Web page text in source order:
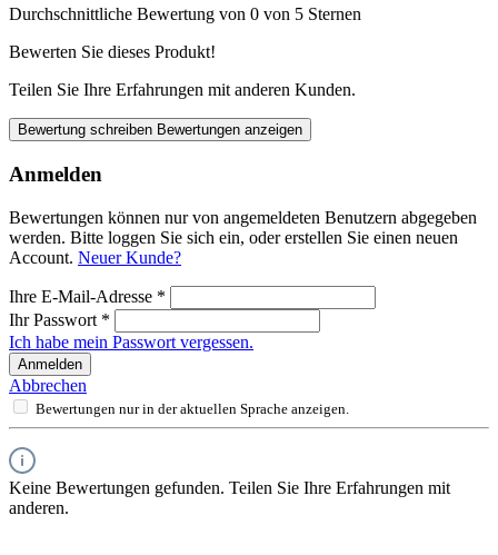
Durchschnittliche Bewertung von 0 von 5 Sternen
Bewerten Sie dieses Produkt!
Teilen Sie Ihre Erfahrungen mit anderen Kunden.
Bewertung schreiben Bewertungen anzeigen
Anmelden
Bewertungen können nur von angemeldeten Benutzern abgegeben
werden. Bitte loggen Sie sich ein, oder erstellen Sie einen neuen
Account. Neuer Kunde?
Ihre E-Mail-Adresse *
Ihr Passwort *
Ich habe mein Passwort vergessen.
Anmelden
Abbrechen
Bewertungen nur in der aktuellen Sprache anzeigen.
Keine Bewertungen gefunden. Teilen Sie Ihre Erfahrungen mit
anderen.